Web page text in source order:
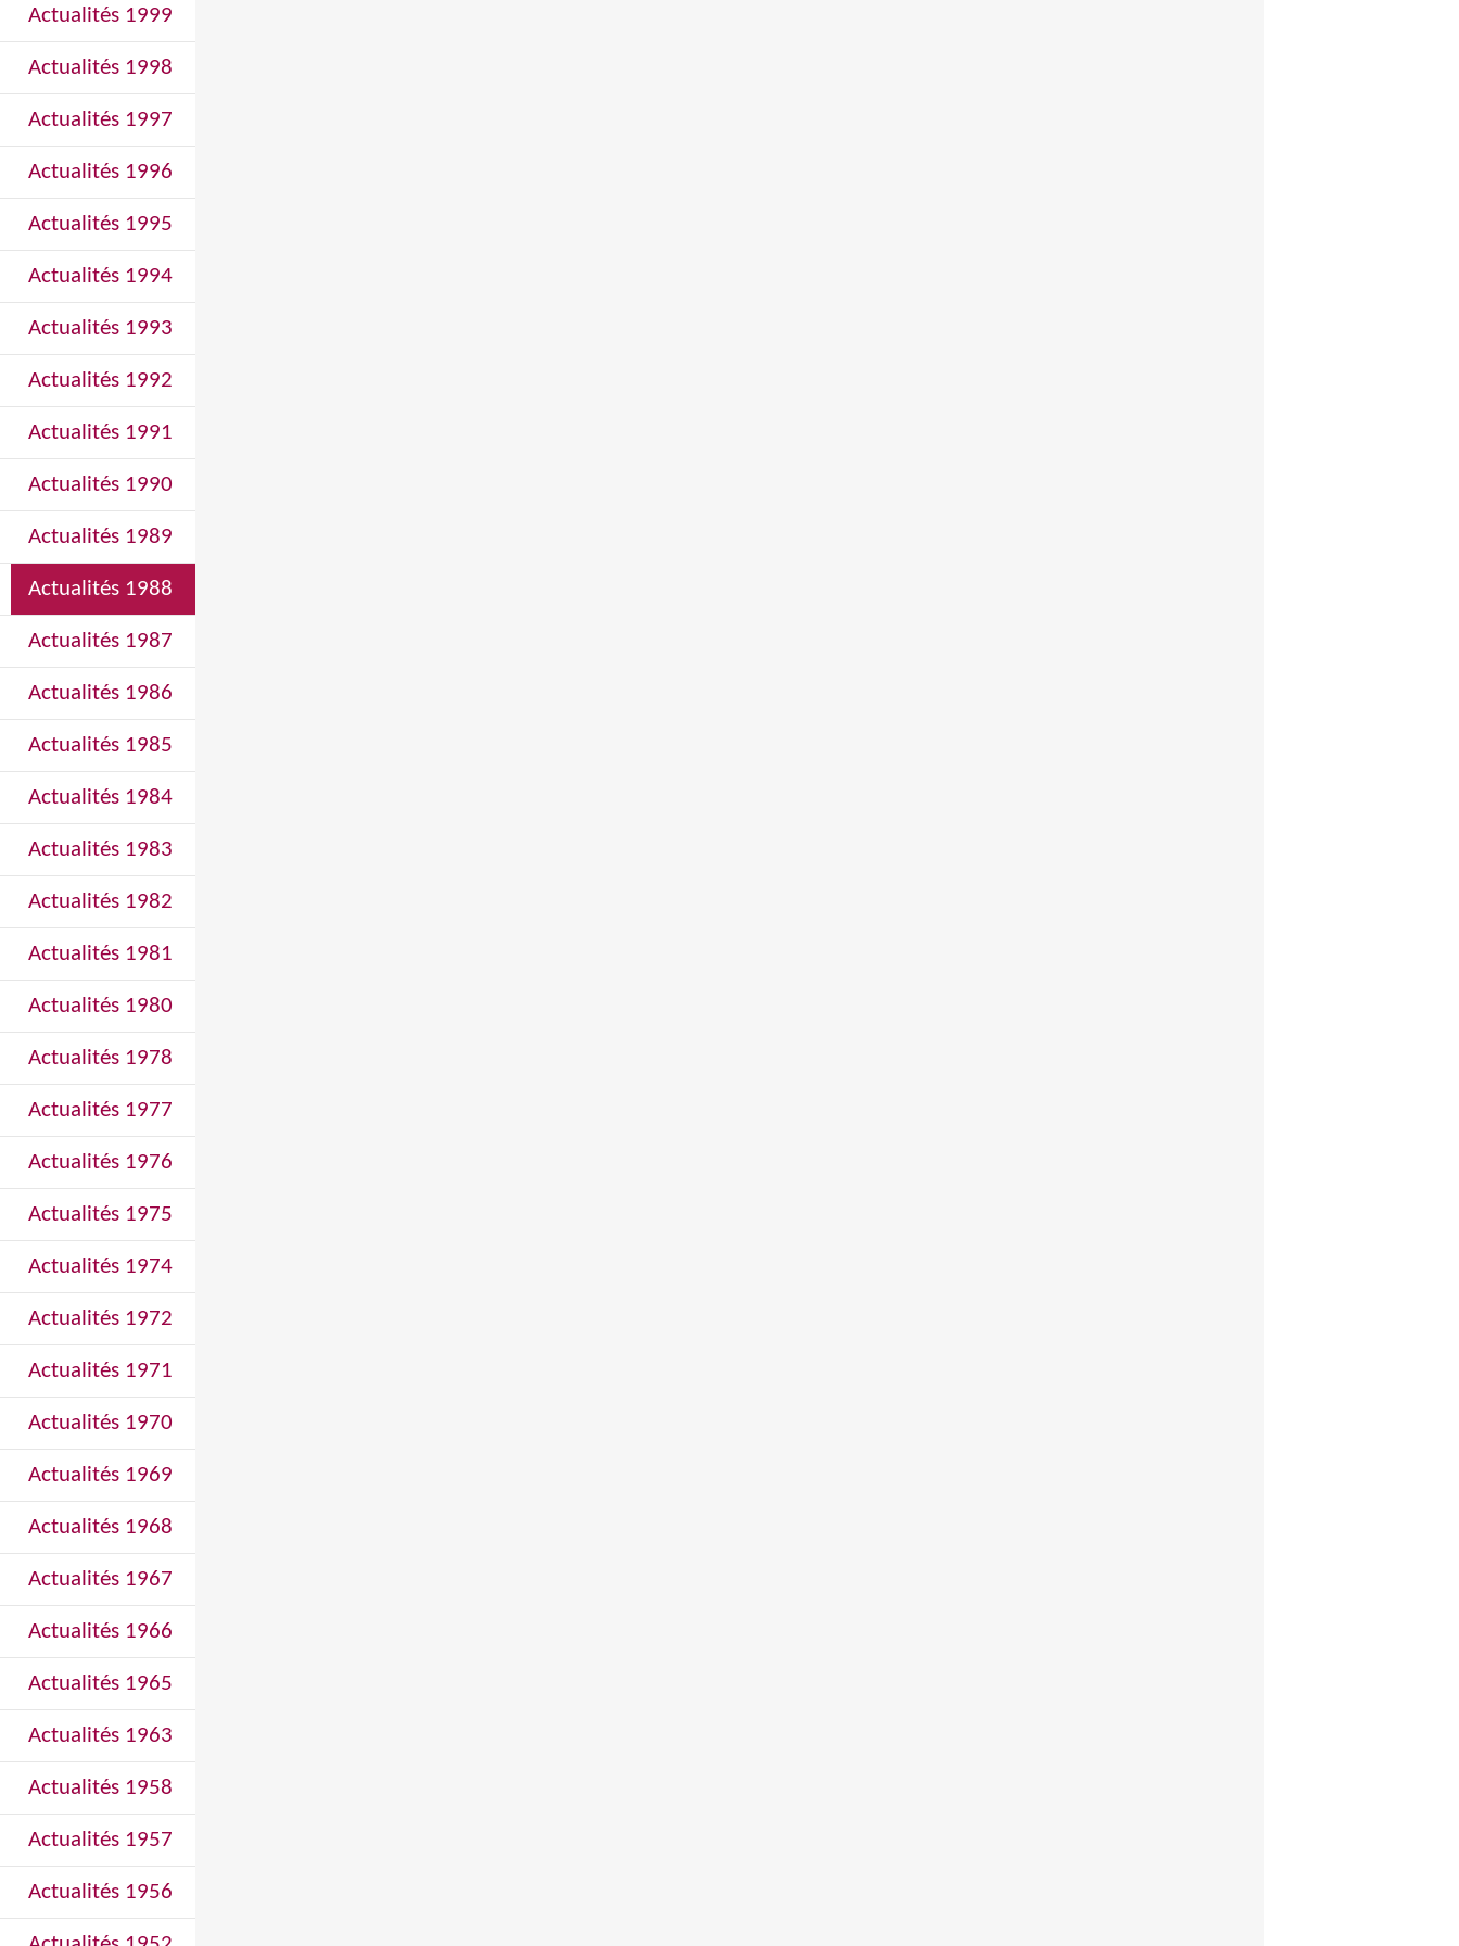
Actualités 1999
Actualités 1998
Actualités 1997
Actualités 1996
Actualités 1995
Actualités 1994
Actualités 1993
Actualités 1992
Actualités 1991
Actualités 1990
Actualités 1989
Actualités 1988
Actualités 1987
Actualités 1986
Actualités 1985
Actualités 1984
Actualités 1983
Actualités 1982
Actualités 1981
Actualités 1980
Actualités 1978
Actualités 1977
Actualités 1976
Actualités 1975
Actualités 1974
Actualités 1972
Actualités 1971
Actualités 1970
Actualités 1969
Actualités 1968
Actualités 1967
Actualités 1966
Actualités 1965
Actualités 1963
Actualités 1958
Actualités 1957
Actualités 1956